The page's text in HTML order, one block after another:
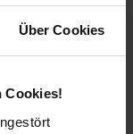
Über Cookies
Cookies!
1963